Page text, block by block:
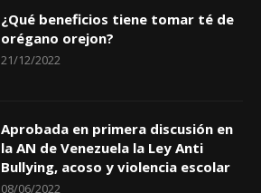
¿Qué beneficios tiene tomar té de
orégano orejon?
21/12/2022
Aprobada en primera discusión en
la AN de Venezuela la Ley Anti
Bullying, acoso y violencia escolar
08/06/2022